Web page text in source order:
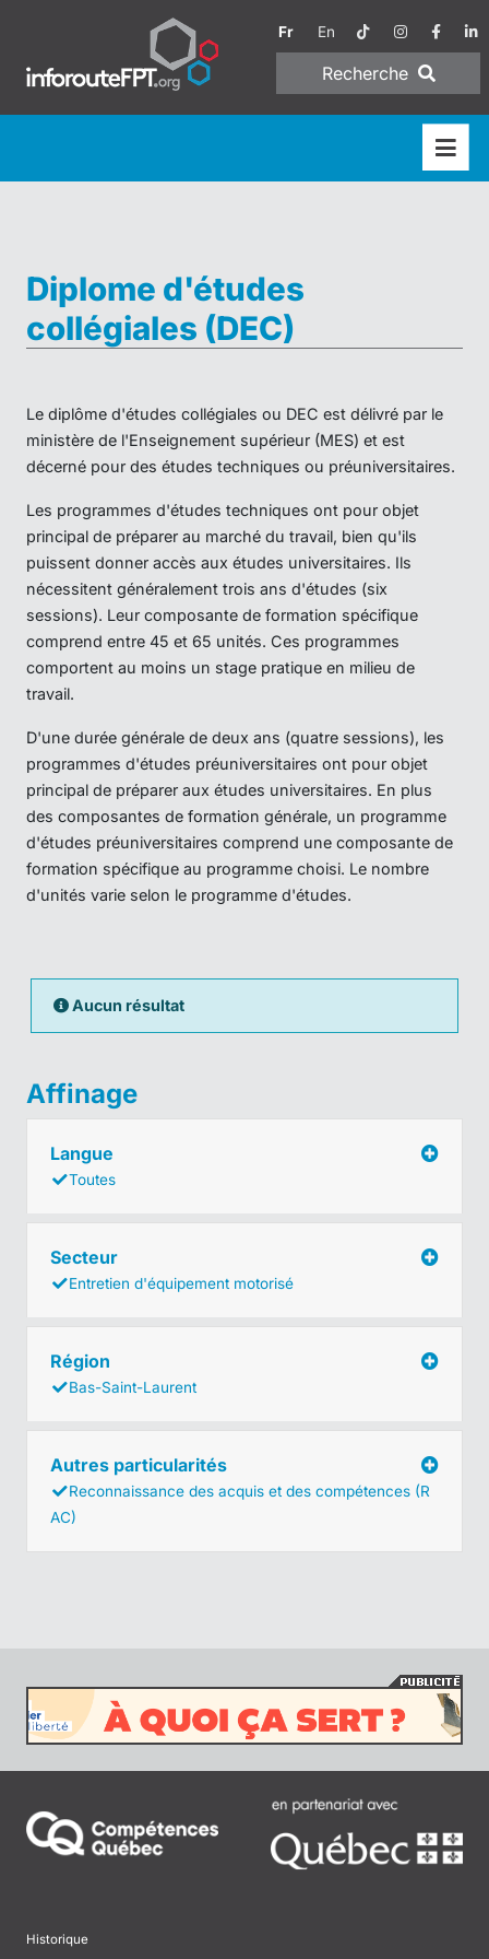
Fr En
Recherche
Diplome d'études
collégiales (DEC)
Le diplôme d'études collégiales ou DEC est délivré par le
ministère de l'Enseignement supérieur (MES) et est
décerné pour des études techniques ou préuniversitaires.
Les programmes d'études techniques ont pour objet
principal de préparer au marché du travail, bien qu'ils
puissent donner accès aux études universitaires. Ils
nécessitent généralement trois ans d'études (six
sessions). Leur composante de formation spécifique
comprend entre 45 et 65 unités. Ces programmes
comportent au moins un stage pratique en milieu de
travail.
D'une durée générale de deux ans (quatre sessions), les
programmes d'études préuniversitaires ont pour objet
principal de préparer aux études universitaires. En plus
des composantes de formation générale, un programme
d'études préuniversitaires comprend une composante de
formation spécifique au programme choisi. Le nombre
d'unités varie selon le programme d'études.
Aucun résultat
Affinage
Langue
Toutes
Secteur
Entretien d'équipement motorisé
Région
Bas-Saint-Laurent
Autres particularités
Reconnaissance des acquis et des compétences (R
AC)
Historique